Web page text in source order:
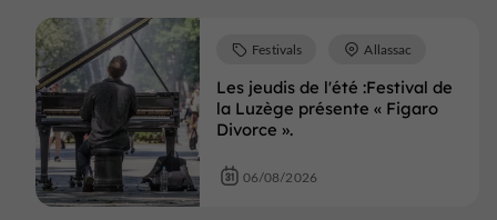
Les jeudis de l'été :Festival de
la Luzège présente « Figaro
Divorce ».
Festivals Allassac
06/08/2026